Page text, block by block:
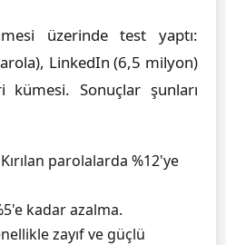
üzerinde test yaptı:
LinkedIn (6,5 milyon)
Sonuçlar şunları
Kırılan parolalarda %12'ye
kadar azalma.
zayıf ve güçlü